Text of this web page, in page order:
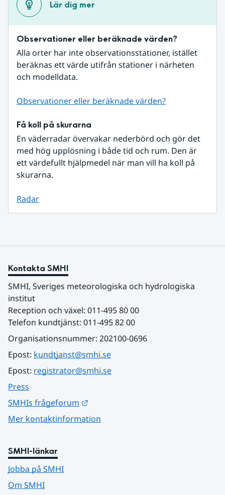
Lär dig mer
Observationer eller beräknade värden?
Alla orter har inte observationsstationer, istället
beräknas ett värde utifrån stationer i närheten
och modelldata.
Observationer eller beräknade värden?
Få koll på skurarna
En väderradar övervakar nederbörd och gör det
med hög upplösning i både tid och rum. Den är
ett värdefullt hjälpmedel när man vill ha koll på
skurarna.
Radar
Kontakta SMHI
SMHI, Sveriges meteorologiska och hydrologiska
institut
Reception och växel: 011-495 80 00
Telefon kundtjänst: 011-495 82 00
Organisationsnummer: 202100-0696
Epost: kundtjanst@smhi.se
Epost: registrator@smhi.se
Press
SMHIs frågeforum
Mer kontaktinformation
SMHI-länkar
Jobba på SMHI
Om SMHI